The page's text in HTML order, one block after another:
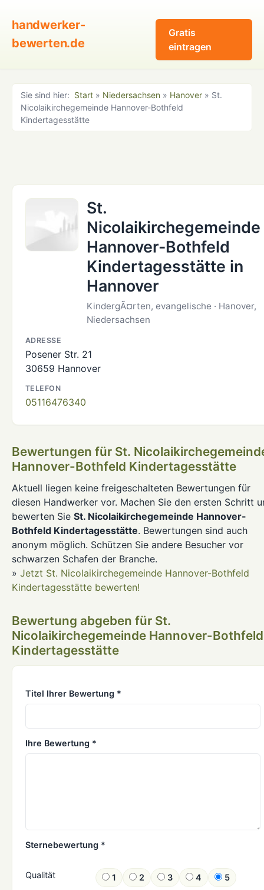
handwerker-
bewerten.de
Gratis
eintragen
Sie sind hier: Start » Niedersachsen » Hanover » St.
Nicolaikirchegemeinde Hannover-Bothfeld
Kindertagesstätte
St.
Nicolaikirchegemeinde
Hannover-Bothfeld
Kindertagesstätte in
Hannover
KindergÃ¤rten, evangelische · Hanover,
Niedersachsen
ADRESSE
Posener Str. 21
30659 Hannover
TELEFON
05116476340
Bewertungen für St.
Hannover-Bothfeld Kindertagesstätte
Aktuell liegen keine freigeschalteten Bewertungen für
diesen Handwerker vor. Machen Sie den ersten Schritt
bewerten Sie St. Nicolaikirchegemeinde Hannover-
Bothfeld Kindertagesstätte. Bewertungen sind auch
anonym möglich. Schützen Sie andere Besucher vor
schwarzen Schafen der Branche.
» Jetzt St. Nicolaikirchegemeinde Hannover-Bothfeld
Kindertagesstätte bewerten!
Bewertung abgeben für St.
Nicolaikirchegemeinde Hannover-Bothfeld
Kindertagesstätte
Titel Ihrer Bewertung *
Ihre Bewertung *
Sternebewertung *
Qualität 1 2 3 4 5